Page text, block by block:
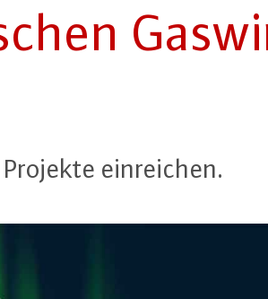
ein­rei­chen.